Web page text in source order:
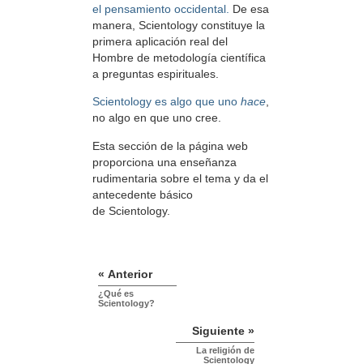
el pensamiento occidental. De esa
manera, Scientology constituye la
primera aplicación real del
Hombre de metodología científica
a preguntas espirituales.
Scientology es algo que uno hace,
no algo en que uno cree.
Esta sección de la página web
proporciona una enseñanza
rudimentaria sobre el tema y da el
antecedente básico
de Scientology.
« Anterior
¿Qué es
Scientology?
Siguiente »
La religión de
Scientology